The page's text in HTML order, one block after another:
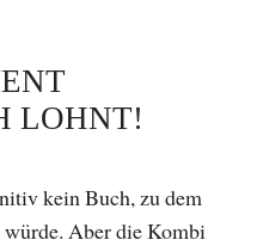
LOHNT!
kein Buch, zu dem
Aber die Kombi